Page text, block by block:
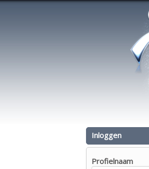
Inloggen
Profielnaam